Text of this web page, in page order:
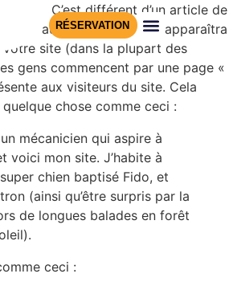
RÉSERVATION
C’est différent d’un article de
au même endroit et apparaîtra
site (dans la plupart des
gens commencent par une page «
aux visiteurs du site. Cela
chose comme ceci :
mécanicien qui aspire à
voici mon site. J’habite à
chien baptisé Fido, et
(ainsi qu’être surpris par la
de longues balades en forêt
ceci :